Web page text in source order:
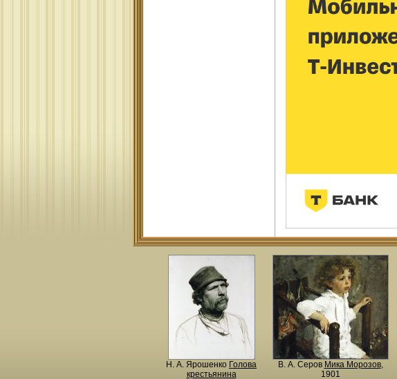
Н. A. Ярошенко Голова
крестьянина
В. А. Серов Мика Морозов,
1901